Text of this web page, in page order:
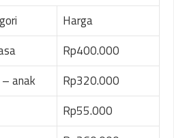
Harga
Rp400.000
anak
Rp320.000
Rp55.000